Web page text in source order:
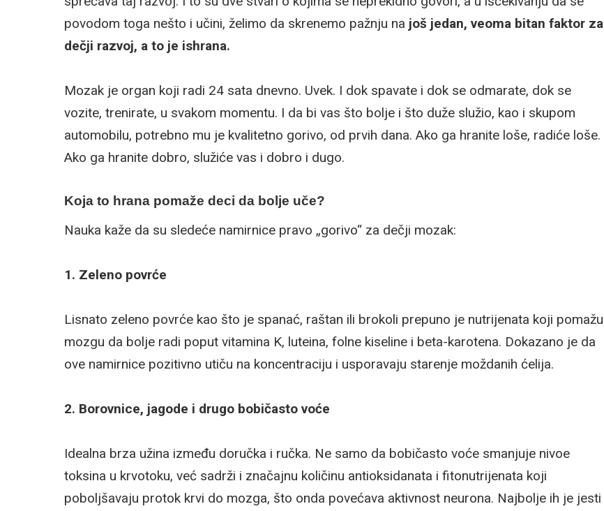
povodom toga nešto i učini, želimo da skrenemo pažnju na još jedan, veoma bitan faktor za
dečji razvoj, a to je ishrana.
Mozak je organ koji radi 24 sata dnevno. Uvek. I dok spavate i dok se odmarate, dok se
vozite, trenirate, u svakom momentu. I da bi vas što bolje i što duže služio, kao i skupom
automobilu, potrebno mu je kvalitetno gorivo, od prvih dana. Ako ga hranite loše, radiće loše.
Ako ga hranite dobro, služiće vas i dobro i dugo.
Koja to hrana pomaže deci da bolje uče?
Nauka kaže da su sledeće namirnice pravo „gorivo“ za dečji mozak:
1. Zeleno povrće
Lisnato zeleno povrće kao što je spanać, raštan ili brokoli prepuno je nutrijenata koji pomažu
mozgu da bolje radi poput vitamina K, luteina, folne kiseline i beta-karotena. Dokazano je da
ove namirnice pozitivno utiču na koncentraciju i usporavaju starenje moždanih ćelija.
2. Borovnice, jagode i drugo bobičasto voće
Idealna brza užina između doručka i ručka. Ne samo da bobičasto voće smanjuje nivoe
toksina u krvotoku, već sadrži i značajnu količinu antioksidanata i fitonutrijenata koji
poboljšavaju protok krvi do mozga, što onda povećava aktivnost neurona. Najbolje ih je jesti